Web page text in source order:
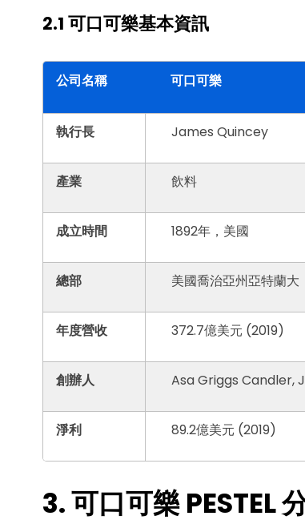
2.1 可口可樂基本資訊
公司名稱 可口可樂
執行長 James Quincey
產業 飲料
成立時間 1892年，美國
總部 美國喬治亞州亞特蘭大
年度營收 372.7億美元 (2019)
創辦人 Asa Griggs Candler,
淨利 89.2億美元 (2019)
3. 可口可樂 PESTEL